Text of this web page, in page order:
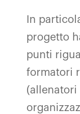
In
progetto
punti
formatori